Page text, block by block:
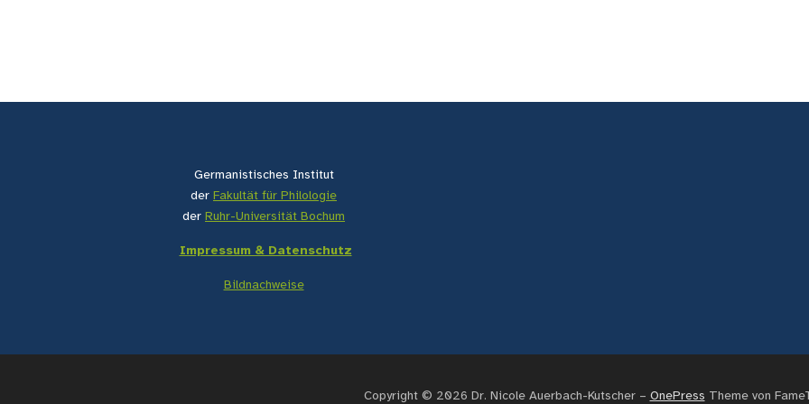
Germanistisches Institut
der Fakultät für Philologie
der Ruhr-Universität Bochum
Impressum & Datenschutz
Bildnachweise
Copyright © 2026 Dr. Nicole Auerbach-Kutscher – OnePress Theme von